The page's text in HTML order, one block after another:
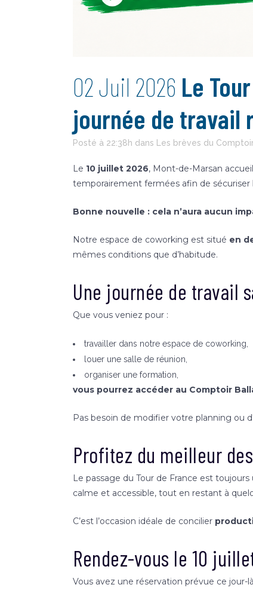
02 Juil 2026 Le
journée de travail
Posté à 22:38h dans Les brèves du
Le 10 juillet 2026, Mont-de-Marsan
temporairement fermées afin de sécuriser
Bonne nouvelle : cela n’aura aucun
Notre espace de coworking est situé en
mêmes conditions que d’habitude.
Une journée de travail
Que vous veniez pour :
travailler dans notre espace de coworking,
louer une salle de réunion,
organiser une formation,
vous pourrez accéder au Comptoir
Pas besoin de modifier votre planning ou
Profitez du meilleur
Le passage du Tour de France est
calme et accessible, tout en restant à
C’est l’occasion idéale de concilier
Rendez-vous le 10
Vous avez une réservation prévue ce jour-